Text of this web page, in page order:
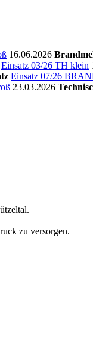
16.06.2026
Einsatz 03/26 TH klein
Einsatz 07/26
23.03.2026
zu versorgen.